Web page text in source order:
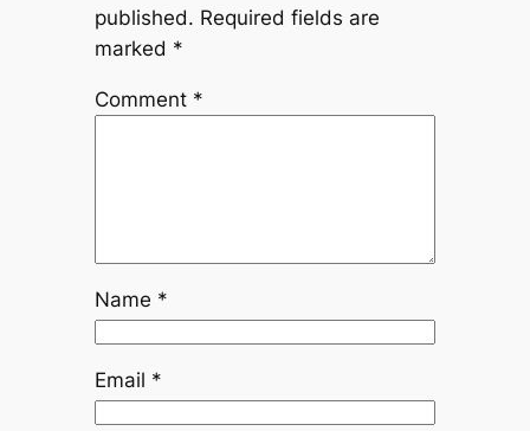
published. Required fields are
marked *
Comment *
Name *
Email *